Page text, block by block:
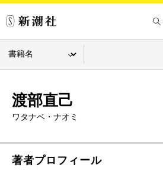
渡部直己
ワタナベ・ナオミ
著者プロフィール